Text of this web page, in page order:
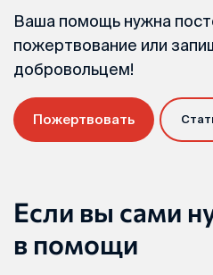
Ваша помощь нужна
пожертвование или
добровольцем!
Пожертвовать
Если вы сами
в помощи